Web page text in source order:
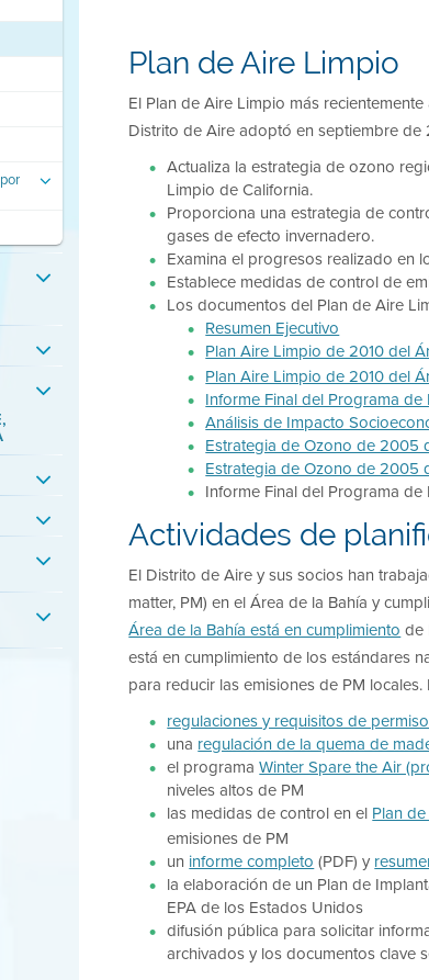
Plan de Aire Limpio
El Plan de Aire Limpio más
Distrito de Aire adoptó en septiembre de
Actualiza la estrategia de ozono
Limpio de California.
Proporciona una estrategia de
gases de efecto invernadero.
Examina el progresos realizado en
Establece medidas de control de
Los documentos del Plan de Aire
Resumen Ejecutivo
Plan Aire Limpio de 2010 del
Plan Aire Limpio de 2010 del
Informe Final del Programa
Análisis de Impacto
Estrategia de Ozono de 2005
Estrategia de Ozono de 2005
Informe Final del Programa
Actividades de
El Distrito de Aire y sus socios han
matter, PM) en el Área de la Bahía y
Área de la Bahía está en cumplimiento de
está en cumplimiento de los estándares
para reducir las emisiones de PM
regulaciones y requisitos de
una regulación de la quema de
el programaWinter Spare the Air
niveles altos de PM
las medidas de control en el Plan
emisiones de PM
un informe completo (PDF) y
la elaboración de un Plan de
EPA de los Estados Unidos
difusión pública para solicitar
archivados y los documentos clave